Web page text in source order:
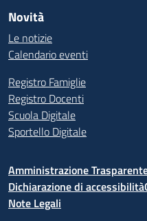
Novità
Le notizie
Calendario eventi
Registro Famiglie
Registro Docenti
Scuola Digitale
Sportello Digitale
Amministrazione
Dichiarazione di accessibilità
Note Legali